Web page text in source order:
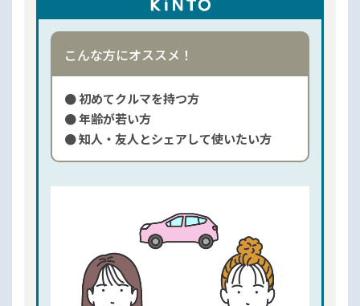
こんな方にオススメ！
● 初めてクルマを持つ方
● 年齢が若い方
● 知人・友人とシェアして使いたい方